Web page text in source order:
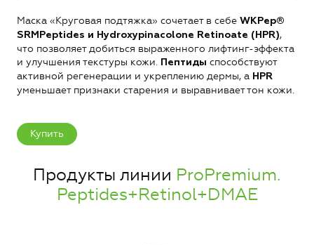
Маска «Круговая подтяжка» сочетает в себе WKPep®
SRMPeptides и Hydroxypinacolone Retinoate (HPR),
что позволяет добиться выраженного лифтинг-эффекта
и улучшения текстуры кожи. Пептиды способствуют
активной регенерации и укреплению дермы, а HPR
уменьшает признаки старения и выравнивает тон кожи.
Купить
Продукты линии ProPremium.
Peptides+Retinol+DMAE